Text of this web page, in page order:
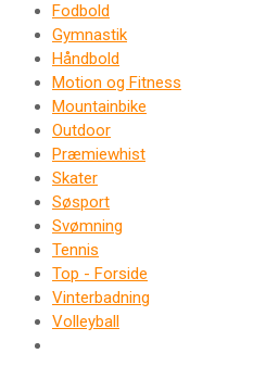
Fodbold
Gymnastik
Håndbold
Motion og Fitness
Mountainbike
Outdoor
Præmiewhist
Skater
Søsport
Svømning
Tennis
Top - Forside
Vinterbadning
Volleyball